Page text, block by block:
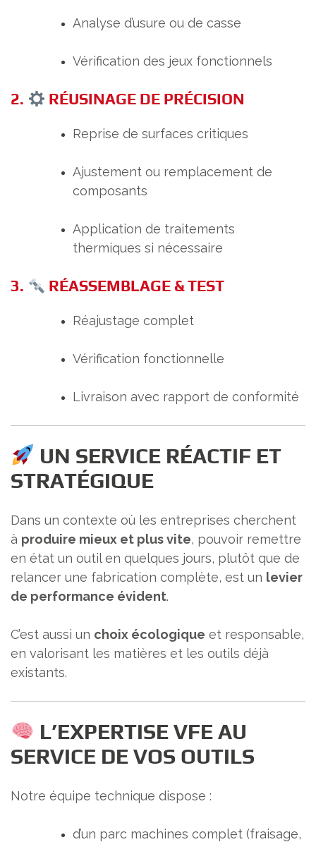
Analyse d’usure ou de casse
Vérification des jeux fonctionnels
2. RÉUSINAGE DE PRÉCISION
Reprise de surfaces critiques
Ajustement ou remplacement de
composants
Application de traitements
thermiques si nécessaire
3. RÉASSEMBLAGE & TEST
Réajustage complet
Vérification fonctionnelle
Livraison avec rapport de conformité
UN SERVICE RÉACTIF ET
STRATÉGIQUE
Dans un contexte où les entreprises cherchent
à produire mieux et plus vite, pouvoir remettre
en état un outil en quelques jours, plutôt que de
relancer une fabrication complète, est un levier
de performance évident.
C’est aussi un choix écologique et responsable,
en valorisant les matières et les outils déjà
existants.
L’EXPERTISE VFE AU
SERVICE DE VOS OUTILS
Notre équipe technique dispose :
d’un parc machines complet (fraisage,